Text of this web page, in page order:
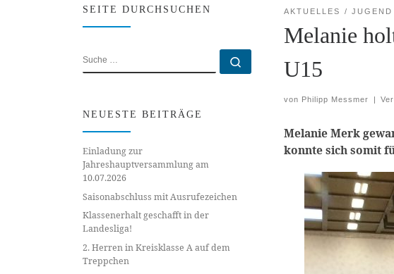
AKTUELLES JUGEND
Melanie
U15
von Philipp Messmer |
Melanie Merk
konnte sich somit
SEITE DURCHSUCHEN
SUCHE Suche …
NEUESTE BEITRÄGE
Einladung zur
Jahreshauptversammlung am
10.07.2026
Saisonabschluss mit Ausrufezeichen
Klassenerhalt geschafft in der
Landesliga!
2. Herren in Kreisklasse A auf dem
Treppchen